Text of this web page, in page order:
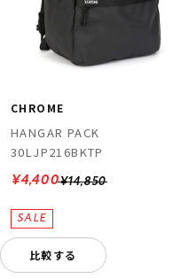
CHROME
HANGAR PACK
30LJP216BKTP
¥14,850
¥4,400
比較する